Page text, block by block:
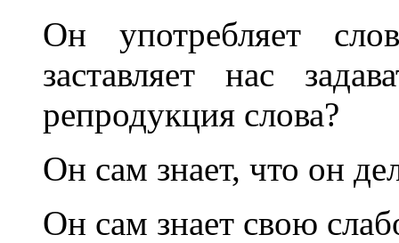
Он употребляет
заставляет нас
репродукция слова?
Он сам знает, что он
Он сам знает свою